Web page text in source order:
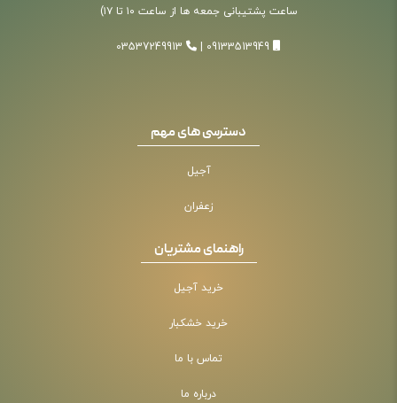
ساعت پشتیبانی جمعه ها از ساعت ۱۰ تا ۱۷)
09133513949
03537249913
دسترسی های مهم
آجیل
زعفران
راهنمای مشتریان
خرید آجیل
خرید خشکبار
تماس با ما
درباره ما